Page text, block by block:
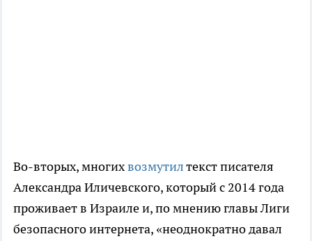
Во-вторых, многихвозмутилтекст писателя
Александра Иличевского, который с 2014 года
проживает в Израиле и, по мнению главы Лиги
безопасного интернета, «неоднократно давал